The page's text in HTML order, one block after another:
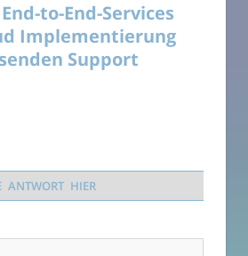
to-End-Services
Implementierung
Support
ANTWORT HIER